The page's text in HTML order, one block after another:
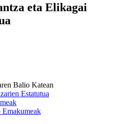
eta Elikagai
Balio Katean
Estatutua